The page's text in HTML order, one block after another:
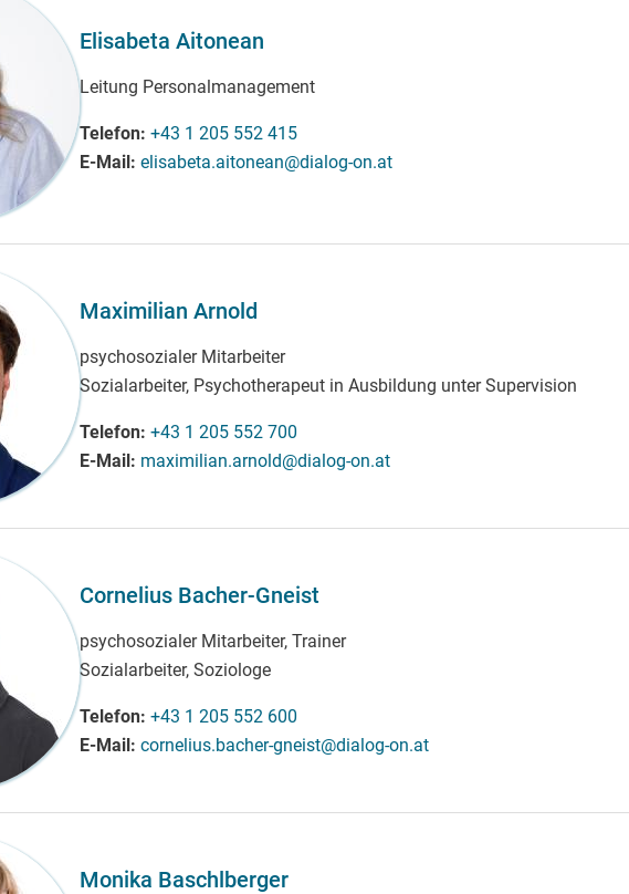
Elisabeta Aitonean
Leitung Personalmanagement
Telefon +43 1 205 552 415
E-Mail elisabeta.aitonean@dialog-on.at
Maximilian Arnold
psychosozialer Mitarbeiter
Sozialarbeiter, Psychotherapeut in Ausbildung unter Supervision
Telefon +43 1 205 552 700
E-Mail maximilian.arnold@dialog-on.at
Cornelius Bacher-Gneist
psychosozialer Mitarbeiter, Trainer
Sozialarbeiter, Soziologe
Telefon +43 1 205 552 600
E-Mail cornelius.bacher-gneist@dialog-on.at
Monika Baschlberger